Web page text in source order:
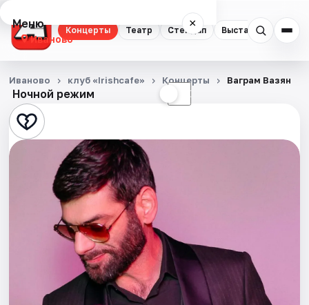
Концерты Театр Стендап Выставки Спорт
Меню ×
Иваново
Концерты
Театр
Стендап
Выставки
События
Ночной режим ☾
Иваново клуб «Irishcafe» Концерты Ваграм Вазян